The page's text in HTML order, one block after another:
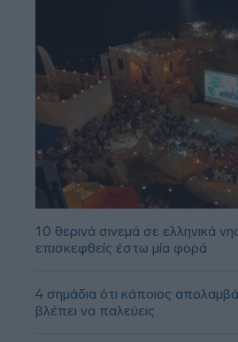
10 θερινά σινεμά σε ελληνικά
επισκεφθείς έστω μία φορά
4 σημάδια ότι κάποιος
βλέπει να παλεύεις